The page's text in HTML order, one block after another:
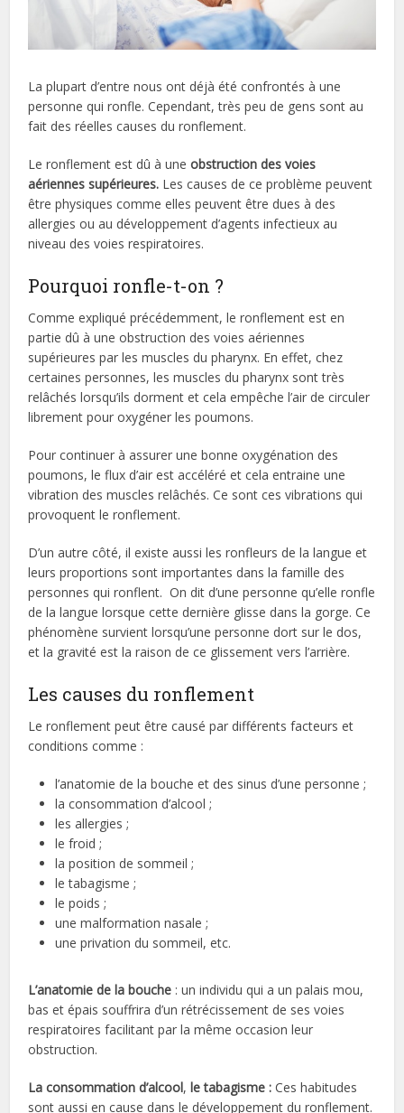
La plupart d’entre nous ont déjà été confrontés à une
personne qui ronfle. Cependant, très peu de gens sont au
fait des réelles causes du ronflement.
Le ronflement est dû à uneobstruction des voies
aériennes supérieures. Les causes de ce problème peuvent
être physiques comme elles peuvent être dues à des
allergies ou au développement d’agents infectieux au
niveau des voies respiratoires.
Pourquoi ronfle-t-on ?
Comme expliqué précédemment, le ronflement est en
partie dû à une obstruction des voies aériennes
supérieures par les muscles du pharynx. En effet, chez
certaines personnes, les muscles du pharynx sont très
relâchés lorsqu’ils dorment et cela empêche l’air de circuler
librement pour oxygéner les poumons.
Pour continuer à assurer une bonne oxygénation des
poumons, le flux d’air est accéléré et cela entraine une
vibration des muscles relâchés. Ce sont ces vibrations qui
provoquent le ronflement.
D’un autre côté, il existe aussi les ronfleurs de la langue et
leurs proportions sont importantes dans la famille des
personnes qui ronflent. On dit d’une personne qu’elle ronfle
de la langue lorsque cette dernière glisse dans la gorge. Ce
phénomène survient lorsqu’une personne dort sur le dos,
et la gravité est la raison de ce glissement vers l’arrière.
Les causes du ronflement
Le ronflement peut être causé par différents facteurs et
conditions comme :
l’anatomie de la bouche et des sinus d’une personne ;
la consommation d’alcool ;
les allergies ;
le froid ;
la position de sommeil ;
le tabagisme ;
le poids ;
une malformation nasale ;
une privation du sommeil, etc.
L’anatomie de la bouche : un individu qui a un palais mou,
bas et épais souffrira d’un rétrécissement de ses voies
respiratoires facilitant par la même occasion leur
obstruction.
La consommation d’alcool,le tabagisme :Ces habitudes
sont aussi en cause dans le développement du ronflement.